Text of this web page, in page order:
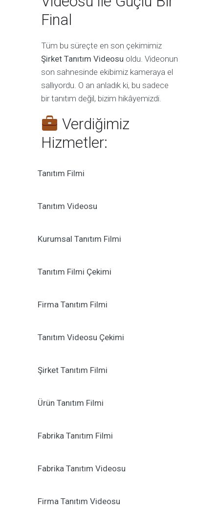
Final
Tüm bu süreçte en son çekimimiz
Şirket Tanıtım Videosu oldu. Videonun
son sahnesinde ekibimiz kameraya el
sallıyordu. O an anladık ki, bu sadece
bir tanıtım değil, bizim hikâyemizdi.
Verdiğimiz
Hizmetler:
Tanıtım Filmi
Tanıtım Videosu
Kurumsal Tanıtım Filmi
Tanıtım Filmi Çekimi
Firma Tanıtım Filmi
Tanıtım Videosu Çekimi
Şirket Tanıtım Filmi
Ürün Tanıtım Filmi
Fabrika Tanıtım Filmi
Fabrika Tanıtım Videosu
Firma Tanıtım Videosu